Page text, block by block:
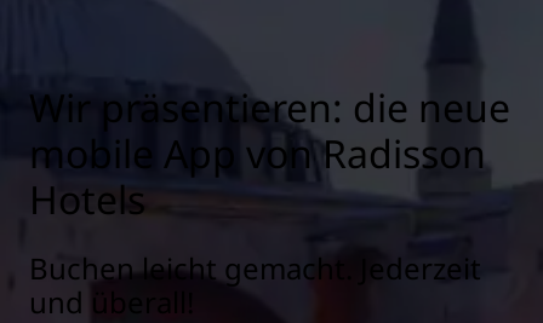
Wir präsentieren: die neue
mobile App von Radisson
Hotels
Buchen leicht gemacht. Jederzeit
und überall!